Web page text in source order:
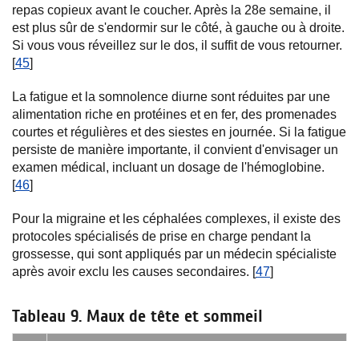
repas copieux avant le coucher. Après la 28e semaine, il
est plus sûr de s'endormir sur le côté, à gauche ou à droite.
Si vous vous réveillez sur le dos, il suffit de vous retourner.
[45]
La fatigue et la somnolence diurne sont réduites par une
alimentation riche en protéines et en fer, des promenades
courtes et régulières et des siestes en journée. Si la fatigue
persiste de manière importante, il convient d'envisager un
examen médical, incluant un dosage de l'hémoglobine.
[46]
Pour la migraine et les céphalées complexes, il existe des
protocoles spécialisés de prise en charge pendant la
grossesse, qui sont appliqués par un médecin spécialiste
après avoir exclu les causes secondaires. [47]
Tableau 9. Maux de tête et sommeil